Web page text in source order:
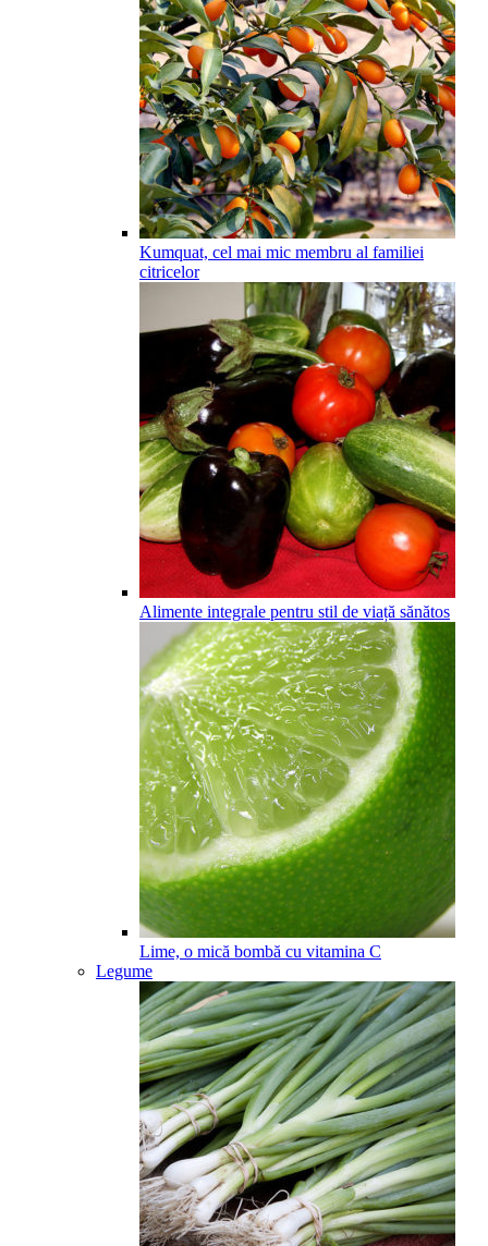
Kumquat, cel mai mic membru al familiei
citricelor
Alimente integrale pentru stil de viață sănătos
Lime, o mică bombă cu vitamina C
Legume